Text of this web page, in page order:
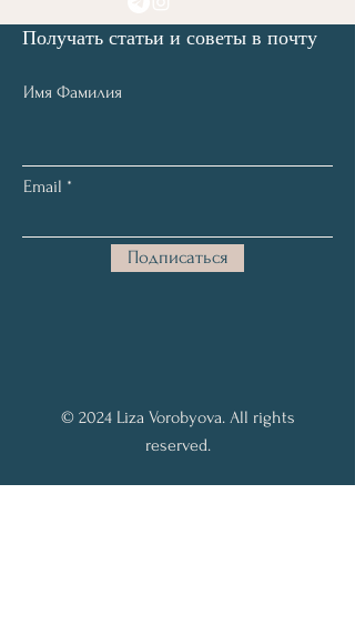
Получать статьи и советы в почту
Имя Фамилия
Email
Подписаться
© 2024 Liza Vorobyova. All rights
reserved.